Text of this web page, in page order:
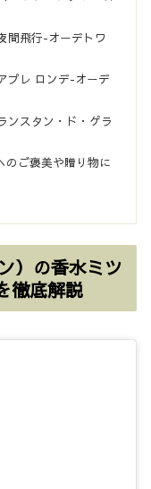
間飛行-オーデトワ
プレ ロンデ-オーデ
ンスタン・ド・ゲラ
のご褒美や贈り物に
）の香水ミツ
徹底解説